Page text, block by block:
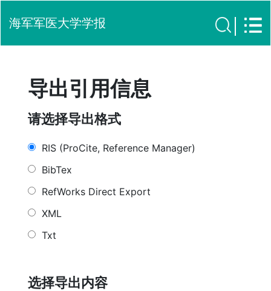
海军军医大学学报
导出引用信息
请选择导出格式
RIS (ProCite, Reference Manager)
BibTex
RefWorks Direct Export
XML
Txt
选择导出内容